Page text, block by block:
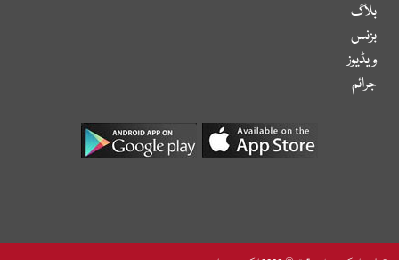
بلاگ
بزنس
ویڈیوز
جرائم